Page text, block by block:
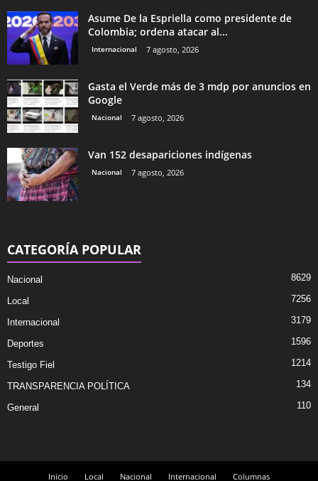
Asume De la Espriella como presidente de
Colombia; ordena atacar al...
Internacional 7 agosto, 2026
Gasta el Verde más de 3 mdp por anuncios en
Google
Nacional 7 agosto, 2026
Van 152 desapariciones indígenas
Nacional 7 agosto, 2026
CATEGORÍA POPULAR
Nacional 8629
Local 7256
Internacional 3179
Deportes 1596
Testigo Fiel 1214
TRANSPARENCIA POLÍTICA 134
General 110
Inicio Local Nacional Internacional Columnas